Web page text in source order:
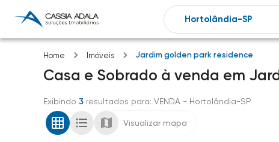
Home Imóveis Jardim golden park residence
Casa e Sobrado à venda em
Exibindo 3 resultados para: VENDA - Hortolândia-SP
Visualizar mapa